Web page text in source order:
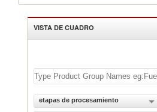
VISTA DE CUADRO
etapas de procesamiento